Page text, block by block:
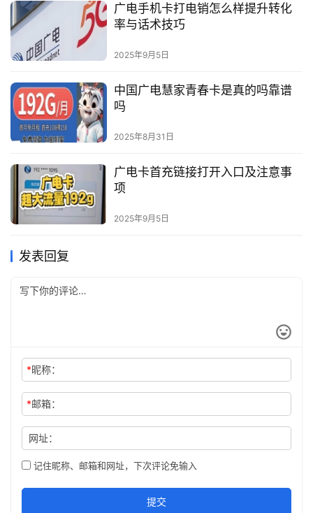
广电手机卡打电销怎么样提升转化
率与话术技巧
2025年9月5日
中国广电慧家青春卡是真的吗靠谱
吗
2025年8月31日
广电卡首充链接打开入口及注意事
项
2025年9月5日
发表回复
*昵称：
*邮箱：
网址：
记住昵称、邮箱和网址，下次评论免输入
提交